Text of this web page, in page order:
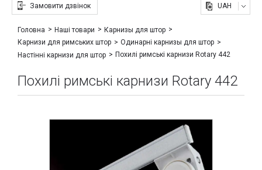
Замовити дзвінок UAH
Головна Наші товари
Карнизы для штор
Карнизи для римських штор
Одинарні карнизы для штор
Настінні карнизи для штор
Похилі римські карнизи Rotary 442
Похилі римські карнизи Rotary 442